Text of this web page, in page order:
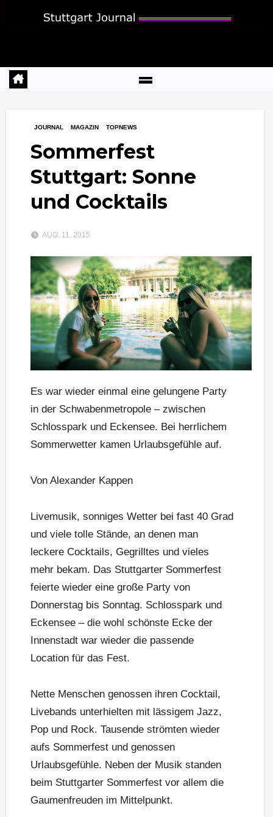
JOURNAL MAGAZIN TOPNEWS
Sommerfest
Stuttgart: Sonne
und Cocktails
AUG. 11, 2015
Es war wieder einmal eine gelungene Party
in der Schwabenmetropole – zwischen
Schlosspark und Eckensee. Bei herrlichem
Sommerwetter kamen Urlaubsgefühle auf.
Von Alexander Kappen
Livemusik, sonniges Wetter bei fast 40 Grad
und viele tolle Stände, an denen man
leckere Cocktails, Gegrilltes und vieles
mehr bekam. Das Stuttgarter Sommerfest
feierte wieder eine große Party von
Donnerstag bis Sonntag. Schlosspark und
Eckensee – die wohl schönste Ecke der
Innenstadt war wieder die passende
Location für das Fest.
Nette Menschen genossen ihren Cocktail,
Livebands unterhielten mit lässigem Jazz,
Pop und Rock. Tausende strömten wieder
aufs Sommerfest und genossen
Urlaubsgefühle. Neben der Musik standen
beim Stuttgarter Sommerfest vor allem die
Gaumenfreuden im Mittelpunkt.